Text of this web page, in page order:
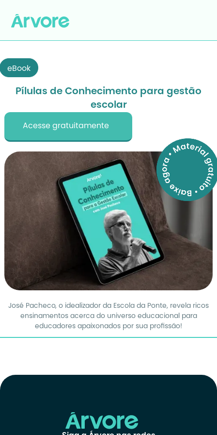
eBook
Pílulas de Conhecimento para gestão
escolar
Acesse gratuitamente
José Pacheco, o idealizador da Escola da Ponte, revela ricos
ensinamentos acerca do universo educacional para
educadores apaixonados por sua profissão!